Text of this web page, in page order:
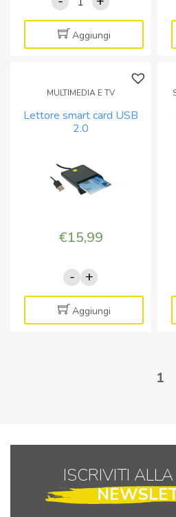
10
cavetti
colorati
a
coccodrillo
quantità
Aggiungi
MULTIMEDIA E TV
Lettore smart card USB
2.0
€15,99
-
Lettore
smart
card
USB
+
Aggiungi
1
ISCRIVITI